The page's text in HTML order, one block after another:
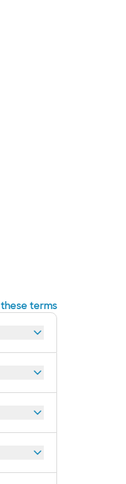
these terms